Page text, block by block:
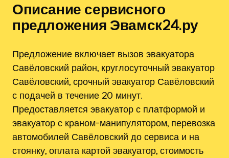
Описание сервисного
предложения Эвамск24.ру
Предложение включает вызов эвакуатора
Савёловский район, круглосуточный эвакуатор
Савёловский, срочный эвакуатор Савёловский
с подачей в течение 20 минут.
Предоставляется эвакуатор с платформой и
эвакуатор с краном-манипулятором, перевозка
автомобилей Савёловский до сервиса и на
стоянку, оплата картой эвакуатор, стоимость